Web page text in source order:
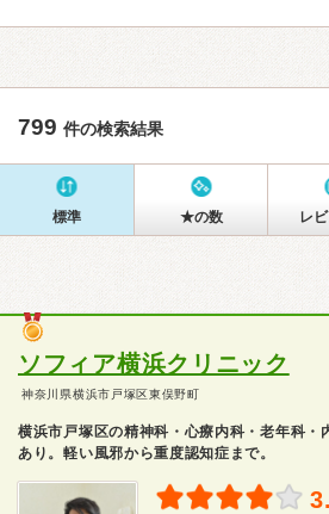
799 件の検索結果
標準 ★の数 レ
ソフィア横浜クリニック
神奈川県横浜市戸塚区東俣野町
横浜市戸塚区の精神科・心療内科・老年科・
あり。軽い風邪から重度認知症まで。